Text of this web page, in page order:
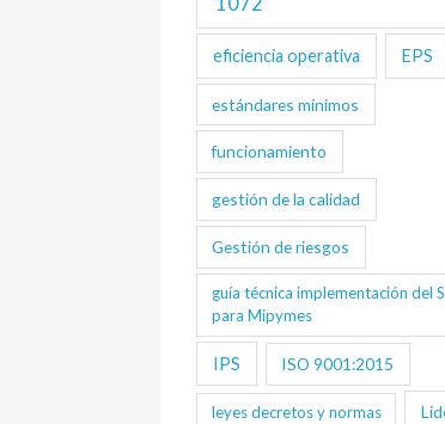
eficiencia operativa EPS
estándares mínimos
funcionamiento
gestión de la calidad
Gestión de riesgos
guía técnica implementación del
para Mipymes
IPS ISO 9001:2015
leyes decretos y normas